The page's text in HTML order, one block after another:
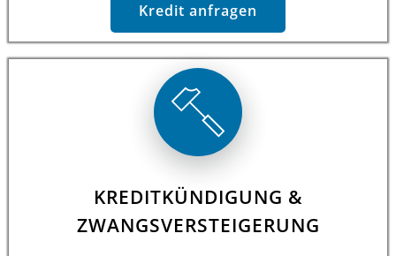
Kredit anfragen
KREDITKÜNDIGUNG &
ZWANGSVERSTEIGERUNG